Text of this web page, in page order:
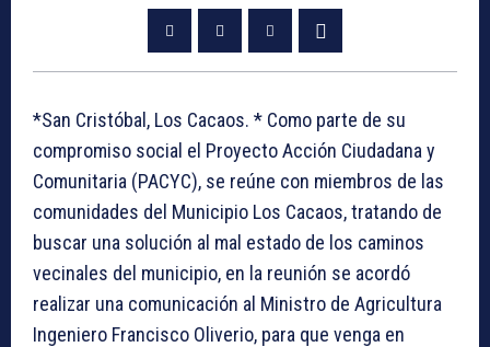
*San Cristóbal, Los Cacaos. * Como parte de su
compromiso social el Proyecto Acción Ciudadana y
Comunitaria (PACYC), se reúne con miembros de las
comunidades del Municipio Los Cacaos, tratando de
buscar una solución al mal estado de los caminos
vecinales del municipio, en la reunión se acordó
realizar una comunicación al Ministro de Agricultura
Ingeniero Francisco Oliverio, para que venga en